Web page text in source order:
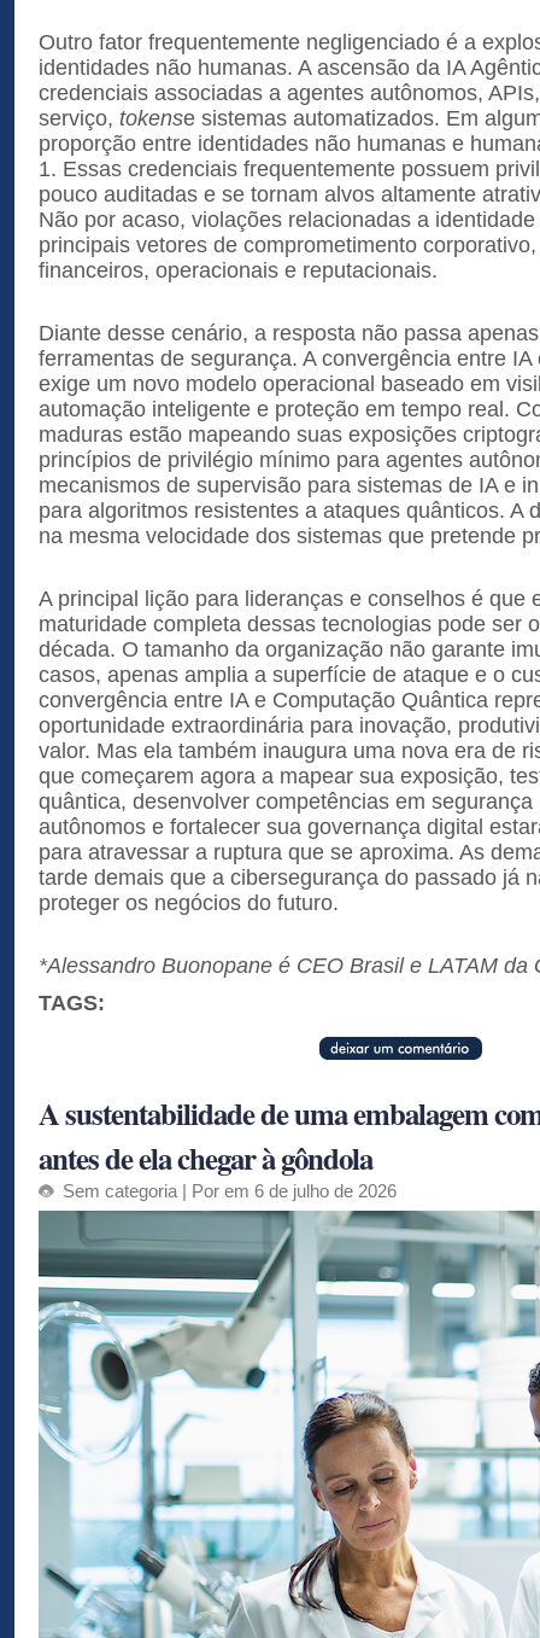
Outro fator frequentemente negligenciado é a
identidades não humanas. A ascensão da IA
credenciais associadas a agentes autônomos,
serviço, tokense sistemas automatizados. Em
proporção entre identidades não humanas e
1. Essas credenciais frequentemente possuem
pouco auditadas e se tornam alvos altamente
Não por acaso, violações relacionadas a
principais vetores de comprometimento
financeiros, operacionais e reputacionais.
Diante desse cenário, a resposta não passa
ferramentas de segurança. A convergência entre
exige um novo modelo operacional baseado em
automação inteligente e proteção em tempo real.
maduras estão mapeando suas exposições
princípios de privilégio mínimo para agentes
mecanismos de supervisão para sistemas de IA e
para algoritmos resistentes a ataques quânticos. A
na mesma velocidade dos sistemas que pretende
A principal lição para lideranças e conselhos é que
maturidade completa dessas tecnologias pode ser
década. O tamanho da organização não garante
casos, apenas amplia a superfície de ataque e o
convergência entre IA e Computação Quântica
oportunidade extraordinária para inovação,
valor. Mas ela também inaugura uma nova era de
que começarem agora a mapear sua exposição,
quântica, desenvolver competências em segurança
autônomos e fortalecer sua governança digital
para atravessar a ruptura que se aproxima. As
tarde demais que a cibersegurança do passado já
proteger os negócios do futuro.
*Alessandro Buonopane é CEO Brasil e LATAM da
TAGS:
A sustentabilidade de uma embalagem
antes de ela chegar à gôndola
Sem categoria | Por em 6 de julho de 2026